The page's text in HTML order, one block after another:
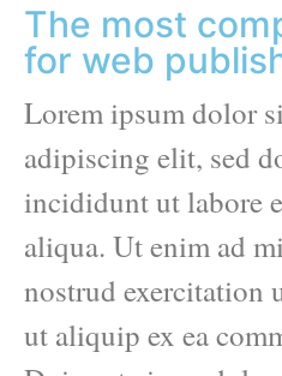
The most
for web
Lorem ipsum dolor
adipiscing elit, sed
incididunt ut labore
aliqua. Ut enim ad
nostrud exercitation
ut aliquip ex ea